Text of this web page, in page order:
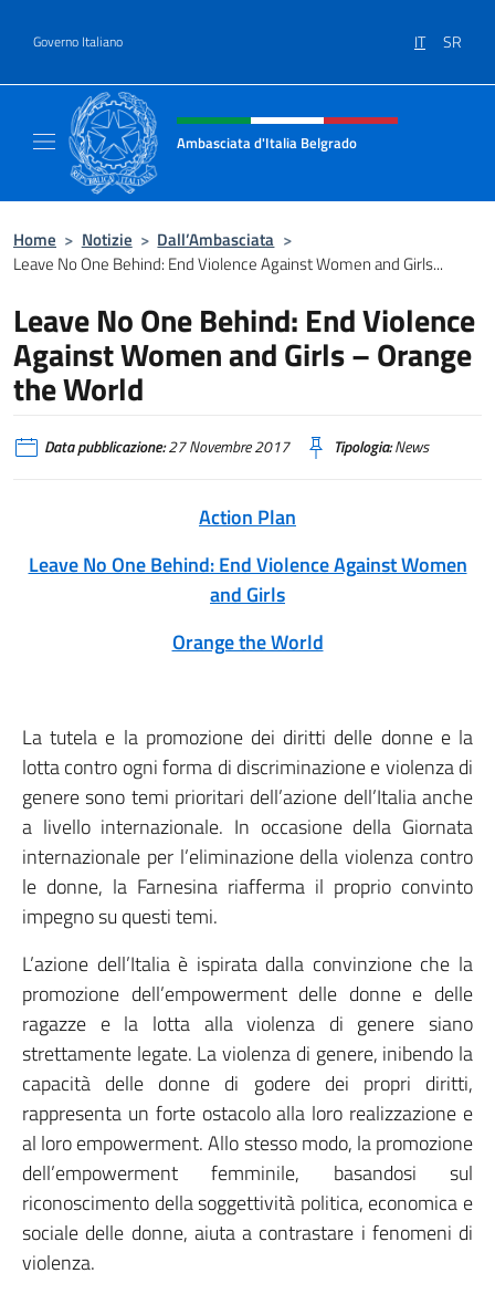
Governo Italiano IT SR
Intestazione sito, social e menù
Ambasciata d'Italia Belgrado
Home > Notizie > Dall’Ambasciata >
Leave No One Behind: End Violence Against Women and Girls...
Leave No One Behind: End Violence
Against Women and Girls – Orange
the World
Data pubblicazione:27 Novembre 2017 Tipologia:News
Action Plan
Leave No One Behind: End Violence Against Women
and Girls
Orange the World
La tutela e la promozione dei diritti delle donne e la
lotta contro ogni forma di discriminazione e violenza di
genere sono temi prioritari dell’azione dell’Italia anche
a livello internazionale. In occasione della Giornata
internazionale per l’eliminazione della violenza contro
le donne, la Farnesina riafferma il proprio convinto
impegno su questi temi.
L’azione dell’Italia è ispirata dalla convinzione che la
promozione dell’empowerment delle donne e delle
ragazze e la lotta alla violenza di genere siano
strettamente legate. La violenza di genere, inibendo la
capacità delle donne di godere dei propri diritti,
rappresenta un forte ostacolo alla loro realizzazione e
al loro empowerment. Allo stesso modo, la promozione
dell’empowerment femminile, basandosi sul
riconoscimento della soggettività politica, economica e
sociale delle donne, aiuta a contrastare i fenomeni di
violenza.